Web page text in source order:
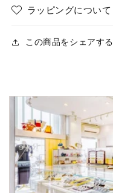
ラッピングについて
この商品をシェアする